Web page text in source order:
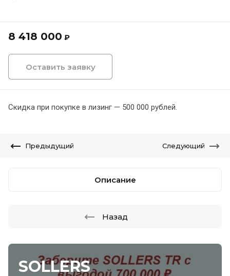
SOLLERS
8 418 000 ₽
Оставить заявку
Скидка при покупке в лизинг — 500 000 рублей.
Предыдущий Следующий
Описание
Назад